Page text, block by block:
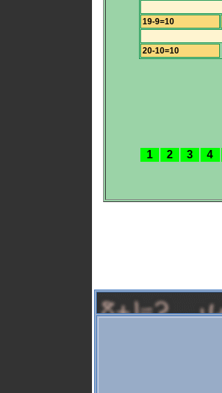
19-9=10
20-10=10
1 2 3 4